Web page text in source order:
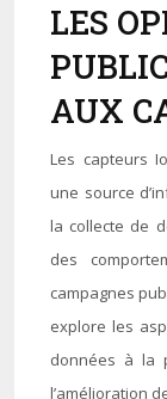
LES
AUX
Les capteurs
une source
la collecte de
des
campagnes
explore les
données à la
l’amélioration